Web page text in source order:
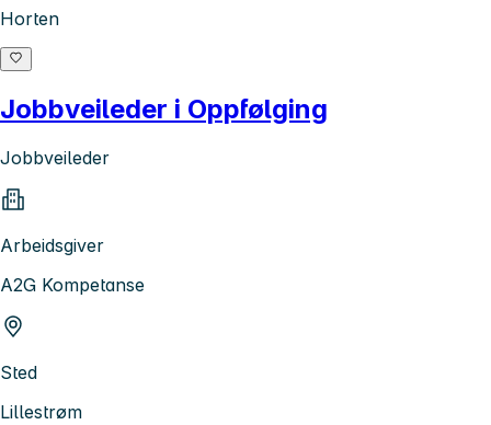
Horten
Jobbveileder i Oppfølging
Jobbveileder
Arbeidsgiver
A2G Kompetanse
Sted
Lillestrøm